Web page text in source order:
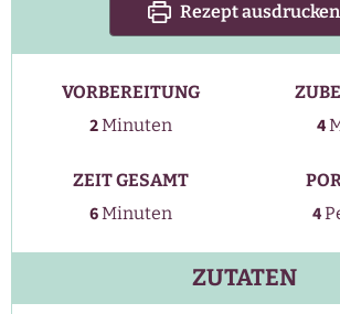
Rezept ausdrucken
VORBEREITUNG
2Minuten
Minuten 4
ZEIT GESAMT
6Minuten
Minuten 4
ZUTATEN